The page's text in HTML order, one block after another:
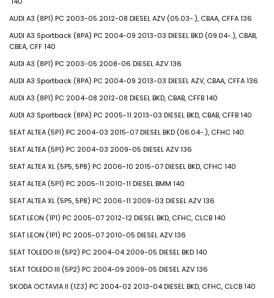
AUDI A3 (8P1) PC 2003-05 2012-08 DIESELAZV (05.03-.), CBAA, CFFA136
AUDI A3 Sportback (8PA) PC 2004-09 2013-03 DIESELBKD (09.04-.), CBAB,
CBEA, CFF140
AUDI A3 (8P1) PC 2003-05 2008-06 DIESELAZV136
AUDI A3 Sportback (8PA) PC 2004-09 2013-03 DIESELAZV, CBAA, CFFA136
AUDI A3 (8P1) PC 2004-08 2012-08 DIESELBKD, CBAB, CFFB140
AUDI A3 Sportback (8PA) PC 2005-11 2013-03 DIESELBKD, CBAB, CFFB140
SEATALTEA (5P1) PC 2004-03 2015-07DIESELBKD (06.04-.), CFHC 140
SEATALTEA (5P1) PC 2004-03 2009-05 DIESELAZV136
SEATALTEA XL (5P5, 5P8) PC 2006-10 2015-07DIESELBKD, CFHC 140
SEATALTEA (5P1) PC 2005-11 2010-11 DIESELBMM 140
SEATALTEA XL (5P5, 5P8) PC 2006-11 2009-03 DIESELAZV136
SEATLEON (1P1) PC 2005-07 2012-12DIESELBKD, CFHC, CLCB140
SEATLEON (1P1) PC 2005-07 2010-05 DIESELAZV136
SEATTOLEDO III (5P2) PC 2004-04 2009-05 DIESELBKD140
SEATTOLEDO III (5P2) PC 2004-09 2009-05 DIESELAZV136
SKODA OCTAVIA II (1Z3) PC 2004-02 2013-04DIESELBKD, CFHC, CLCB140